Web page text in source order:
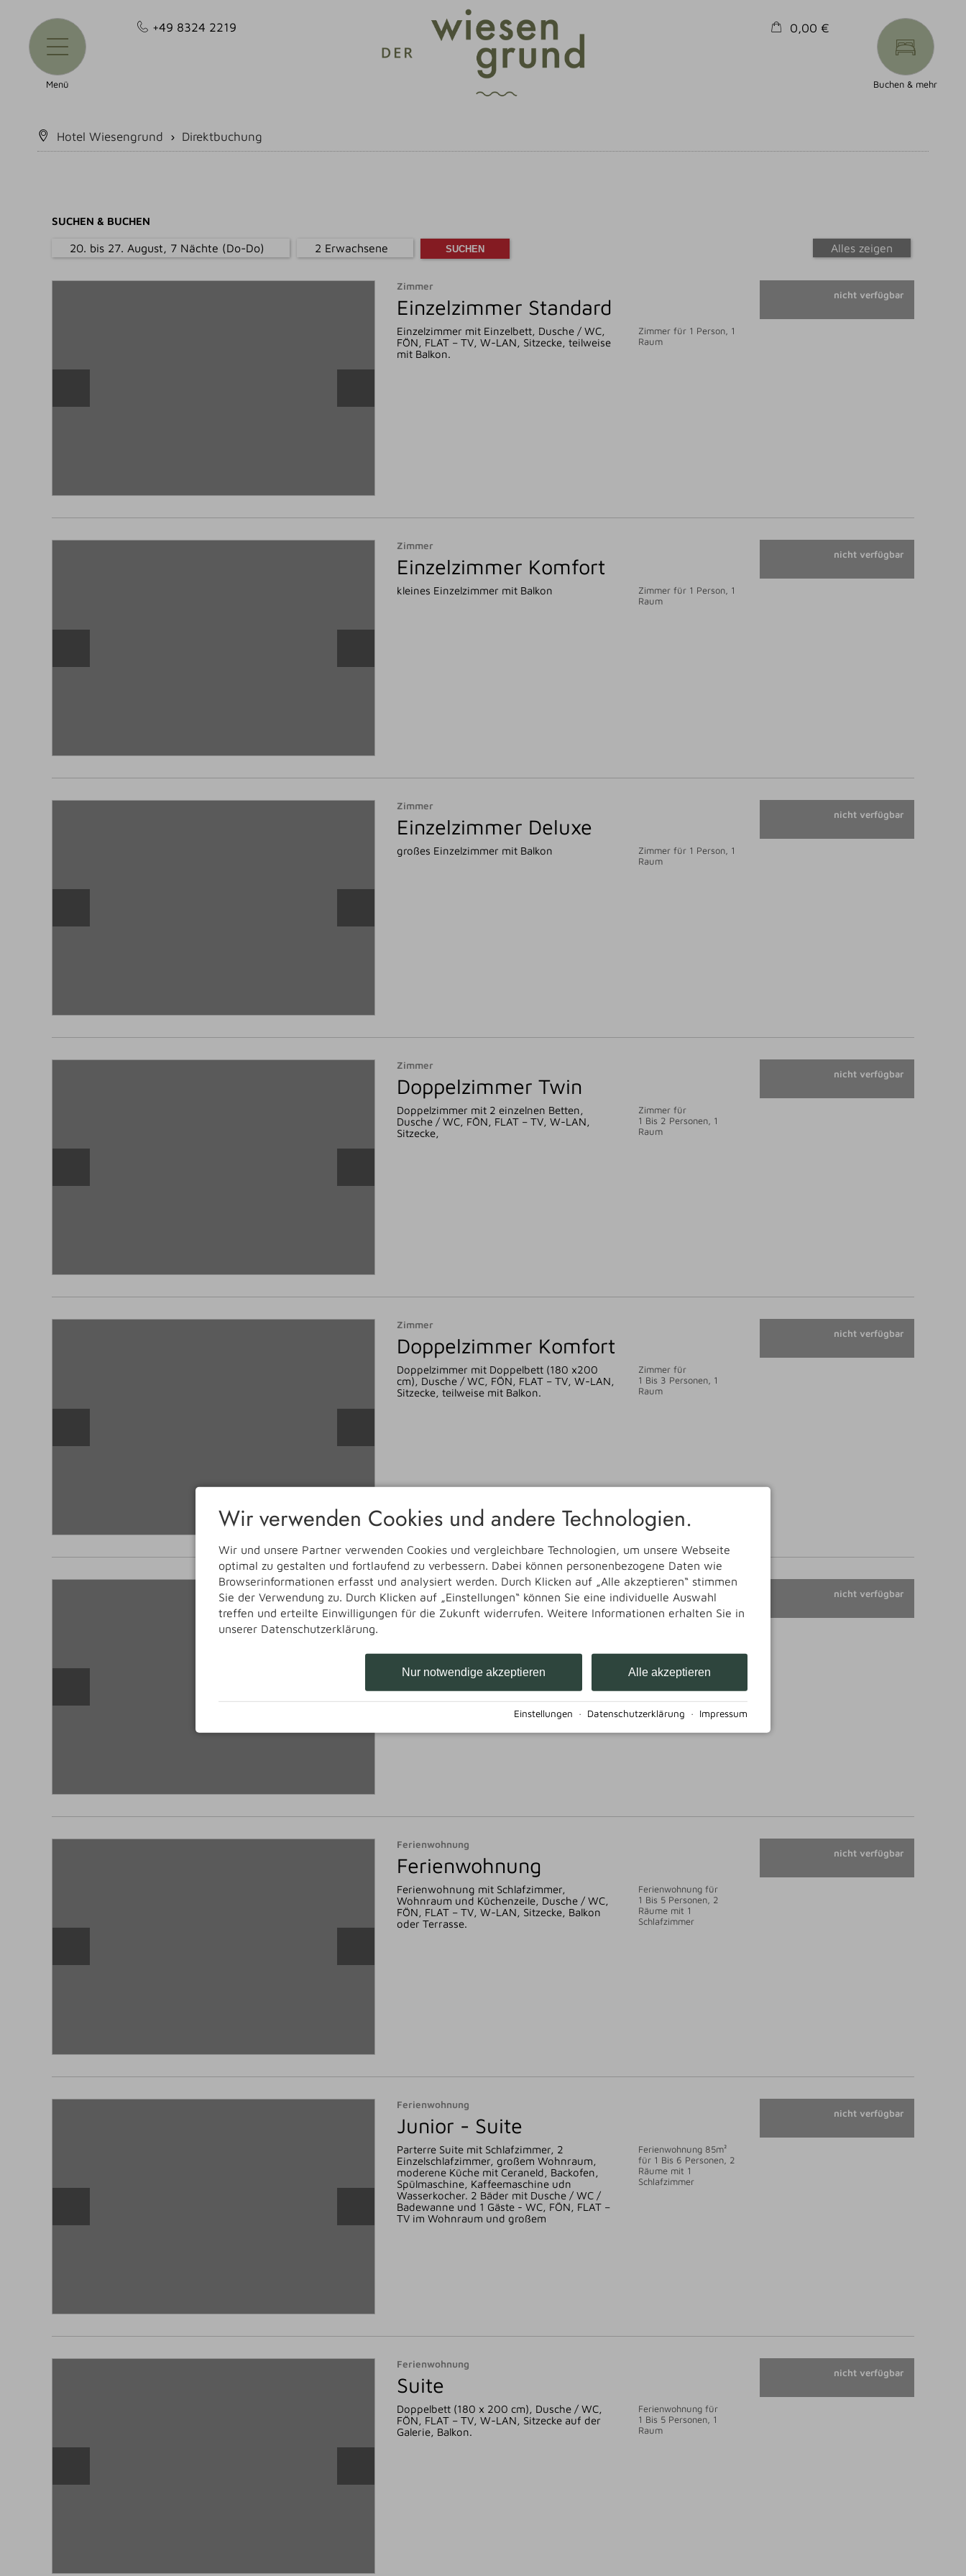
Menü Buchen & mehr
0,00 €
+49 8324 2219
Hotel Wiesengrund › Direktbuchung
SUCHEN & BUCHEN
20. bis 27. August, 7 Nächte (Do-Do) 2 Erwachsene Alles zeigen
Zimmer
Einzelzimmer Standard
Einzelzimmer mit Einzelbett, Dusche / WC,
FÖN, FLAT – TV, W-LAN, Sitzecke, teilweise
mit Balkon.
Zimmer für 1 Person, 1
Raum
nicht verfügbar
Zimmer
Einzelzimmer Komfort
kleines Einzelzimmer mit Balkon
Zimmer für 1 Person, 1
Raum
nicht verfügbar
Zimmer
Einzelzimmer Deluxe
großes Einzelzimmer mit Balkon
Zimmer für 1 Person, 1
Raum
nicht verfügbar
Zimmer
Doppelzimmer Twin
Doppelzimmer mit 2 einzelnen Betten,
Dusche / WC, FÖN, FLAT – TV, W-LAN,
Sitzecke,
Zimmer für
1 Bis 2 Personen, 1
Raum
nicht verfügbar
Zimmer
Doppelzimmer Komfort
Doppelzimmer mit Doppelbett (180 x200
cm), Dusche / WC, FÖN, FLAT – TV, W-LAN,
Sitzecke, teilweise mit Balkon.
Zimmer für
1 Bis 3 Personen, 1
Raum
nicht verfügbar
Zimmer
Doppelzimmer Deluxe
LAN, Sitzecke, teilweise mit Balkon.
Raum
nicht verfügbar
Ferienwohnung
Ferienwohnung
Ferienwohnung mit Schlafzimmer,
Wohnraum und Küchenzeile, Dusche / WC,
FÖN, FLAT – TV, W-LAN, Sitzecke, Balkon
oder Terrasse.
Ferienwohnung für
1 Bis 5 Personen, 2
Räume mit 1
Schlafzimmer
nicht verfügbar
Ferienwohnung
Junior - Suite
Parterre Suite mit Schlafzimmer, 2
Einzelschlafzimmer, großem Wohnraum,
moderene Küche mit Ceraneld, Backofen,
Spülmaschine, Kaffeemaschine udn
Wasserkocher. 2 Bäder mit Dusche / WC /
Badewanne und 1 Gäste - WC, FÖN, FLAT –
TV im Wohnraum und großem
Ferienwohnung 85m²
für 1 Bis 6 Personen, 2
Räume mit 1
Schlafzimmer
nicht verfügbar
Ferienwohnung
Suite
Doppelbett (180 x 200 cm), Dusche / WC,
FÖN, FLAT – TV, W-LAN, Sitzecke auf der
Galerie, Balkon.
Ferienwohnung für
1 Bis 5 Personen, 1
Raum
nicht verfügbar
Wir verwenden Cookies und andere Technologien.
Wir und unsere Partner verwenden Cookies und vergleichbare Technologien, um unsere Webseite
optimal zu gestalten und fortlaufend zu verbessern. Dabei können personenbezogene Daten wie
Browserinformationen erfasst und analysiert werden. Durch Klicken auf „Alle akzeptieren“ stimmen
Sie der Verwendung zu. Durch Klicken auf „Einstellungen“ können Sie eine individuelle Auswahl
treffen und erteilte Einwilligungen für die Zukunft widerrufen. Weitere Informationen erhalten Sie in
unserer Datenschutzerklärung.
Alle akzeptieren
Nur notwendige akzeptieren
Einstellungen · Datenschutzerklärung · Impressum